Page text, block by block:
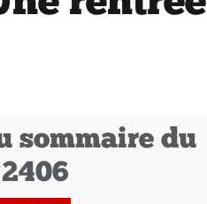
sommaire du